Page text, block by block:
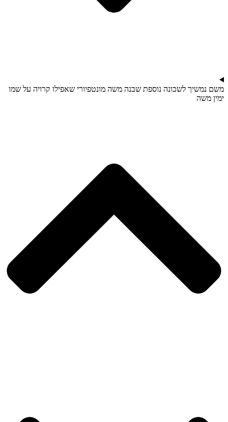
משם נמשיך לשכונה נוספת שבנה משה מונטפיורי שאפילו קרויה על שמו
ימין משה